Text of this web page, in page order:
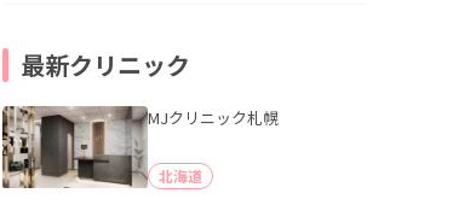
最新クリニック
MJクリニック札幌
北海道